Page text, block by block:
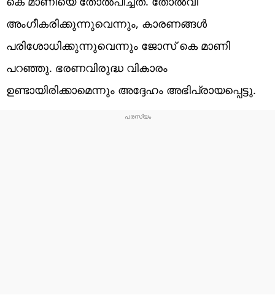
അംഗീകരിക്കുന്നുവെന്നും, കാരണങ്ങള്‍
പരിശോധിക്കുന്നുവെന്നും ജോസ് കെ മാണി
പറഞ്ഞു. ഭരണവിരുദ്ധ വികാരം
ഉണ്ടായിരിക്കാമെന്നും അദ്ദേഹം അഭിപ്രായപ്പെട്ടു.